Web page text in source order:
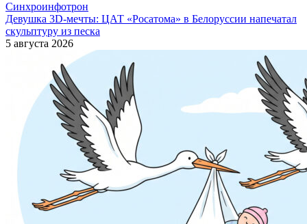
Синхроинфотрон
Девушка 3D-мечты: ЦАТ «Росатома» в Белоруссии напечатал
скульптуру из песка
5 августа 2026